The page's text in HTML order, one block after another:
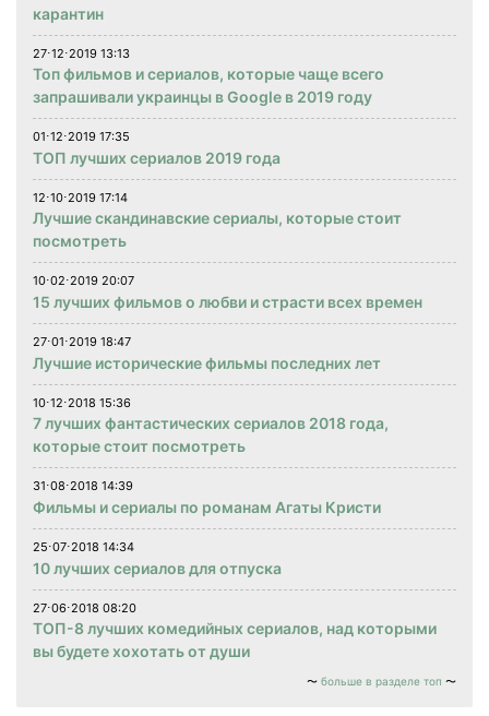
карантин
27⋅12⋅2019 13:13
Топ фильмов и сериалов, которые чаще всего
запрашивали украинцы в Google в 2019 году
01⋅12⋅2019 17:35
ТОП лучших сериалов 2019 года
12⋅10⋅2019 17:14
Лучшие скандинавские сериалы, которые стоит
посмотреть
10⋅02⋅2019 20:07
15 лучших фильмов о любви и страсти всех времен
27⋅01⋅2019 18:47
Лучшие исторические фильмы последних лет
10⋅12⋅2018 15:36
7 лучших фантастических сериалов 2018 года,
которые стоит посмотреть
31⋅08⋅2018 14:39
Фильмы и сериалы по романам Агаты Кристи
25⋅07⋅2018 14:34
10 лучших сериалов для отпуска
27⋅06⋅2018 08:20
ТОП-8 лучших комедийных сериалов, над которыми
вы будете хохотать от души
больше в разделе топ